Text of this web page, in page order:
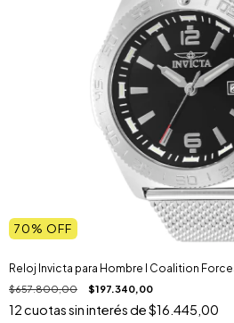
70% OFF
Reloj Invicta para Hombre I Coalition
$657.800,00 $197.340,00
12cuotas sin interés de$16.445,00